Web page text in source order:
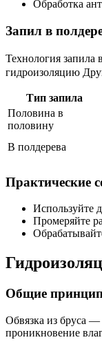
Обработка
Запил в
Технология запила
гидроизоляцию
Тип запила
Половина в
половину
В полдерева
Практические
Используйте
Промеряйте
Общие
Обвязка из бруса —
проникновение